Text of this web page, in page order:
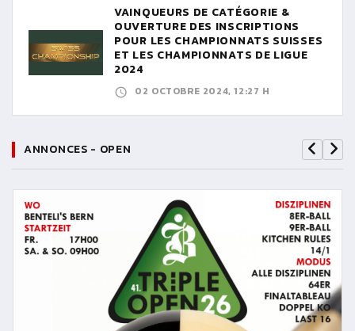
VAINQUEURS DE CATÉGORIE &
OUVERTURE DES INSCRIPTIONS
POUR LES CHAMPIONNATS SUISSES
ET LES CHAMPIONNATS DE LIGUE
2024
02 OCTOBRE 2024, 12:27 H
ANNONCES - OPEN